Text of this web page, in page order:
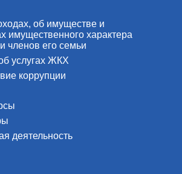
об имуществе и
имущественного характера
членов его семьи
услугах ЖКХ
коррупции
деятельность